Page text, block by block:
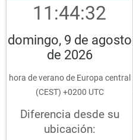
11:44:32
domingo, 9 de agosto
de 2026
hora de verano de Europa central
(CEST) +0200 UTC
Diferencia desde su
ubicación: